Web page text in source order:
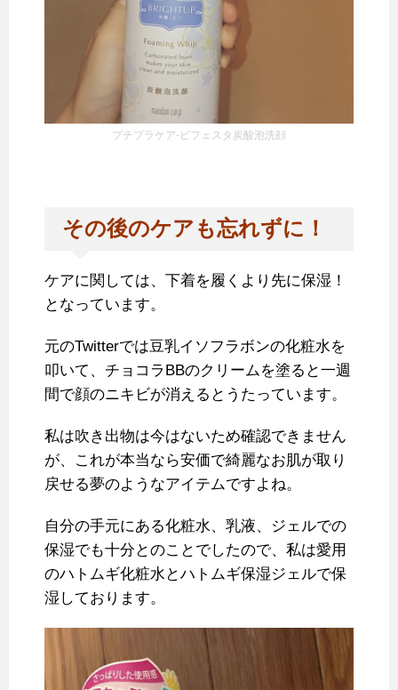
プチプラケア-ビフェスタ炭酸泡洗顔
その後のケアも忘れずに！
ケアに関しては、下着を履くより先に保湿！
となっています。
元のTwitterでは豆乳イソフラボンの化粧水を
叩いて、チョコラBBのクリームを塗ると一週
間で顔のニキビが消えるとうたっています。
私は吹き出物は今はないため確認できません
が、これが本当なら安価で綺麗なお肌が取り
戻せる夢のようなアイテムですよね。
自分の手元にある化粧水、乳液、ジェルでの
保湿でも十分とのことでしたので、私は愛用
のハトムギ化粧水とハトムギ保湿ジェルで保
湿しております。